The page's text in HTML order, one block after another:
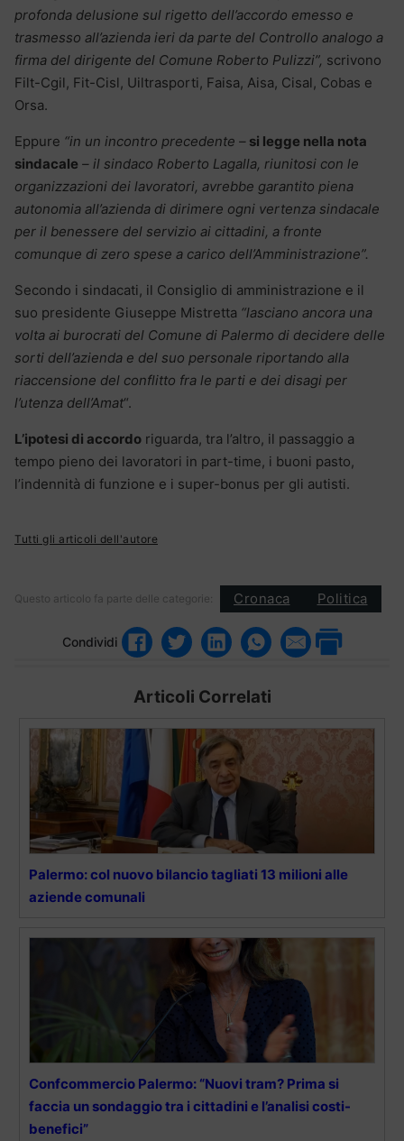
profonda delusione sul rigetto dell’accordo emesso e
trasmesso all’azienda ieri da parte del Controllo analogo a
firma del dirigente del Comune Roberto Pulizzi”, scrivono
Filt-Cgil, Fit-Cisl, Uiltrasporti, Faisa, Aisa, Cisal, Cobas e
Orsa.
Eppure “in un incontro precedente – si legge nella nota
sindacale – il sindaco Roberto Lagalla, riunitosi con le
organizzazioni dei lavoratori, avrebbe garantito piena
autonomia all’azienda di dirimere ogni vertenza sindacale
per il benessere del servizio ai cittadini, a fronte
comunque di zero spese a carico dell’Amministrazione”.
Secondo i sindacati, il Consiglio di amministrazione e il
suo presidente Giuseppe Mistretta “lasciano ancora una
volta ai burocrati del Comune di Palermo di decidere delle
sorti dell’azienda e del suo personale riportando alla
riaccensione del conflitto fra le parti e dei disagi per
l’utenza dell’Amat“.
L’ipotesi di accordo riguarda, tra l’altro, il passaggio a
tempo pieno dei lavoratori in part-time, i buoni pasto,
l’indennità di funzione e i super-bonus per gli autisti.
Tutti gli articoli dell'autore
Questo articolo fa parte delle categorie: Cronaca Politica
Condividi
Articoli Correlati
Palermo: col nuovo bilancio tagliati 13 milioni alle
aziende comunali
Confcommercio Palermo: “Nuovi tram? Prima si
faccia un sondaggio tra i cittadini e l’analisi costi-
benefici”